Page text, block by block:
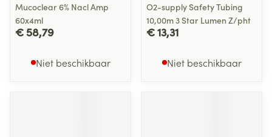
Mucoclear 6% Nacl Amp
60x4ml
€ 58,79
Niet beschikbaar
O2-supply Safety Tubing
10,00m 3 Star Lumen Z/pht
€ 13,31
Niet beschikbaar